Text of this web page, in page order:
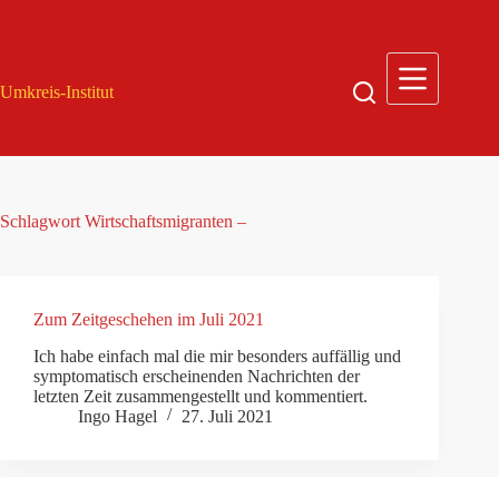
Umkreis-Institut
Schlagwort Wirtschaftsmigranten –
Zum Zeitgeschehen im Juli 2021
Ich habe einfach mal die mir besonders auffällig und
symptomatisch erscheinenden Nachrichten der
letzten Zeit zusammengestellt und kommentiert.
Ingo Hagel
27. Juli 2021